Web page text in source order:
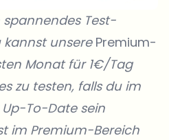
Test-
unsere Premium-
Monat für 1€/Tag
zu testen, falls du im
To-Date sein
im Premium-Bereich